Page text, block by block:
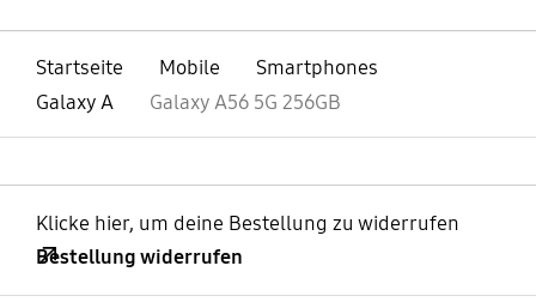
Startseite Mobile
Smartphones
Galaxy A
Galaxy A56 5G 256GB
Klicke hier, um deine Bestellung zu widerrufen
Bestellung widerrufen